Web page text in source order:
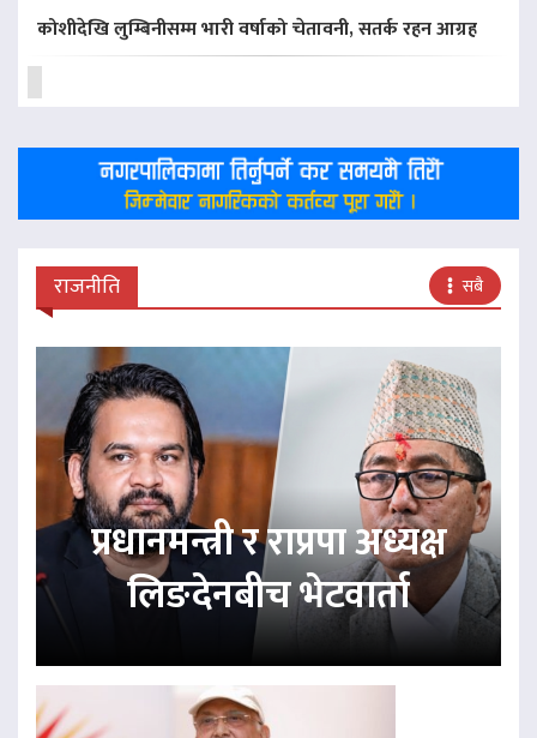
कोशीदेखि लुम्बिनीसम्म भारी वर्षाको चेतावनी, सतर्क रहन आग्रह
राजनीति सबै
प्रधानमन्त्री र राप्रपा अध्यक्ष
लिङदेनबीच भेटवार्ता